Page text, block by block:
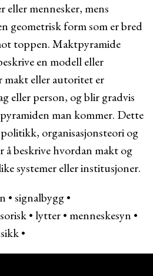
eller mennesker, mens
geometrisk form som er bred
toppen. Maktpyramide
en modell eller
eller autoritet er
eller person, og blir gradvis
man kommer. Dette
organisasjonsteori og
beskrive hvordan makt og
systemer eller institusjoner.
•signalbygg•
•lytter•menneskesyn •
•